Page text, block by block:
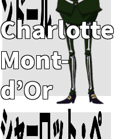
Charlotte
Mont-
d’Or
Add To Cart